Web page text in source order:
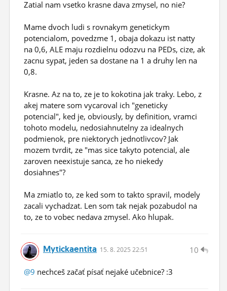
Zatial nam vsetko krasne dava zmysel, no nie?
Mame dvoch ludi s rovnakym genetickym
potencialom, povedzme 1, obaja dokazu ist natty
na 0,6, ALE maju rozdielnu odozvu na PEDs, cize, ak
zacnu sypat, jeden sa dostane na 1 a druhy len na
0,8.
Krasne. Az na to, ze je to kokotina jak traky. Lebo, z
akej matere som vycaroval ich "geneticky
potencial", ked je, obviously, by definition, vramci
tohoto modelu, nedosiahnutelny za idealnych
podmienok, pre niektorych jednotlivcov? Jak
mozem tvrdit, ze "mas sice takyto potencial, ale
zaroven neexistuje sanca, ze ho niekedy
dosiahnes"?
Ma zmiatlo to, ze ked som to takto spravil, modely
zacali vychadzat. Len som tak nejak pozabudol na
to, ze to vobec nedava zmysel. Ako hlupak.
10
Mytickaentita 15. 8. 2025 22:51
@9 nechceš začať písať nejaké učebnice? :3